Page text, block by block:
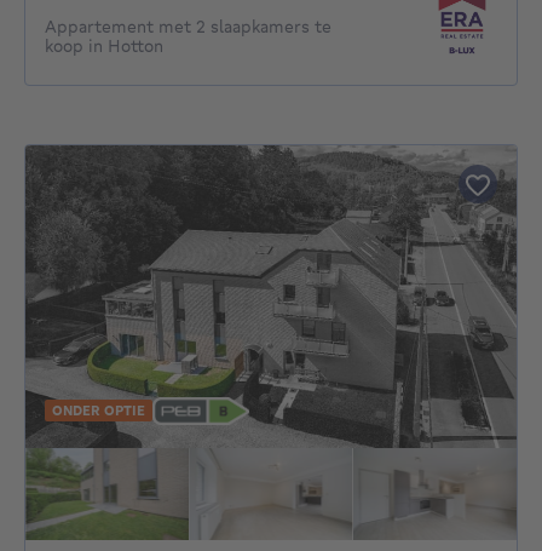
Appartement met 2 slaapkamers te
koop in Hotton
ONDER OPTIE